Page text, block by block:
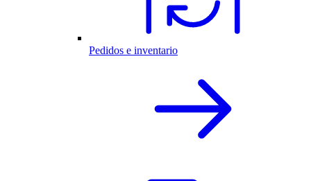
Pedidos e inventario